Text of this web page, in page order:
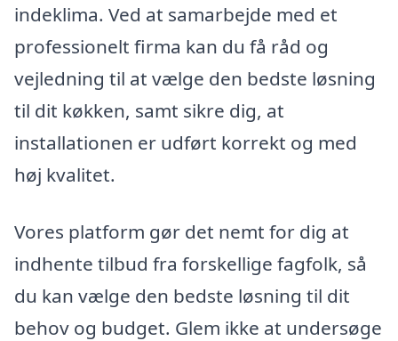
indeklima. Ved at samarbejde med et
professionelt firma kan du få råd og
vejledning til at vælge den bedste løsning
til dit køkken, samt sikre dig, at
installationen er udført korrekt og med
høj kvalitet.
Vores platform gør det nemt for dig at
indhente tilbud fra forskellige fagfolk, så
du kan vælge den bedste løsning til dit
behov og budget. Glem ikke at undersøge